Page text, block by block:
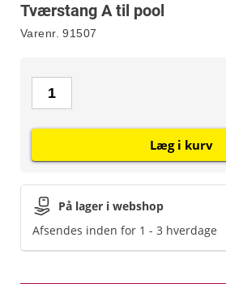
Tværstang A til pool
Varenr. 91507
På lager i webshop
Afsendes inden for 1 - 3 hverdage
Læg i kurv